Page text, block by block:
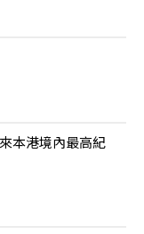
本港境內最高紀